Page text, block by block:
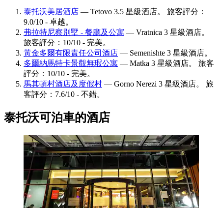
泰托沃美居酒店 — Tetovo 3.5 星級酒店。 旅客評分：
9.0/10 - 卓越。
弗拉特尼察別墅 - 餐廳及公寓 — Vratnica 3 星級酒店。
旅客評分：10/10 - 完美。
黃金多爾有限責任公司酒店 — Semenishte 3 星級酒店。
多爾納馬特卡景觀無瑕公寓 — Matka 3 星級酒店。 旅客
評分：10/10 - 完美。
馬其頓村酒店及度假村 — Gorno Nerezi 3 星級酒店。 旅
客評分：7.6/10 - 不錯。
泰托沃可泊車的酒店